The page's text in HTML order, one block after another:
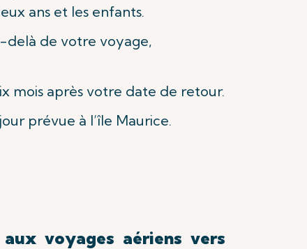
ans et les enfants.
delà de votre voyage,
mois après votre date de retour.
prévue à l’île Maurice.
voyages aériens vers